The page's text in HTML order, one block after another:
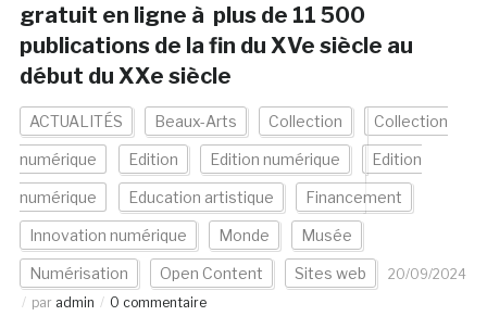
gratuit en ligne à plus de 11 500
publications de la fin du XVe siècle au
début du XXe siècle
ACTUALITÉS Beaux-Arts Collection Collection
numérique Edition Edition numérique Edition
numérique Education artistique Financement
Innovation numérique Monde Musée
Numérisation Open Content Sites web
20/09/2024
par admin 0 commentaire